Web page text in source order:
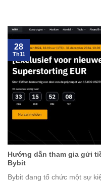
Hướng dẫn tham gia gửi
Bybit
Bybit đang tổ chức một sự
28
Th11